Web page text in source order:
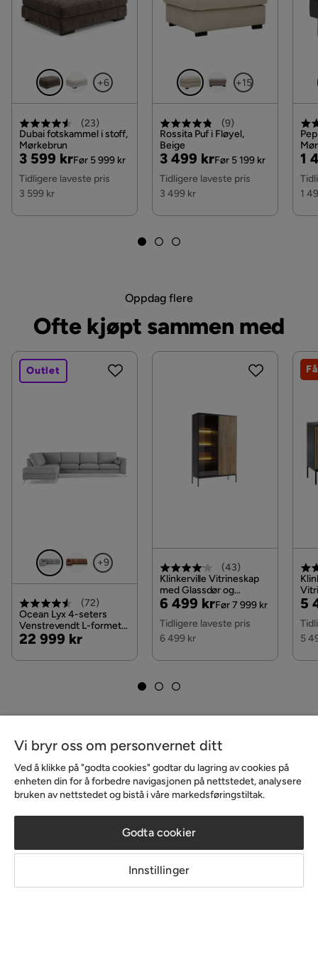
Serie Ocean
Stoffnavn
Utseende Stoff,Metall,Chrome
Trekk Linné 4, Grå Stoff
Stil
Les våre Kjøpsvilkår for mer informasjon.
+6
(23)
Dubai fotskammel i stoff,
Mørkebrun
Pris
3 599 kr
Original
Pris
Før 5 999 kr
Tidligere laveste pris
3 599 kr
+15
(9)
Rossita Puf i Fløyel,
Beige
Pris
3 499 kr
Original
Pris
Før 5 199 kr
Tidligere laveste pris
3 499 kr
1
1
Oppdag flere
Ofte kjøpt sammen med
+9
(72)
Ocean Lyx 4-seters
Venstrevendt L-formet
Sjeselongsofa i Stoff,
Pris
22 999 kr
Outlet
(43)
Klinkerville Vitrineskap
med Glassdør og
Belysning 39 cm dybde
10 cm, Svart Tre / Brun /
Ribbet
Pris
6 499 kr
Original
Pris
Før 7 999 kr
Tidligere laveste pris
6 499 kr
5
5
Innlegg
av
Innlegg
publisert
av
@juliebeitveit
Vi bryr oss om personvernet ditt
Ved å klikke på "godta cookies" godtar du lagring av cookies på
enheten din for å forbedre navigasjonen på nettstedet, analysere
bruken av nettstedet og bistå i våre markedsføringstiltak.
Godta cookier
Innstillinger